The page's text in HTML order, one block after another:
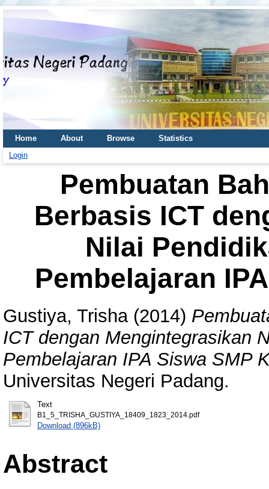
Home About Browse
Statistics
Login
Pembuatan
Berbasis ICT
Nilai
Pembelajaran
Gustiya, Trisha(2014)
ICT dengan Mengintegrasikan
Pembelajaran IPA Siswa SMP
Universitas Negeri Padang.
Text
B1_5_TRISHA_GUSTIYA_18409_1823_2014.pdf
Download (896kB)
Abstract